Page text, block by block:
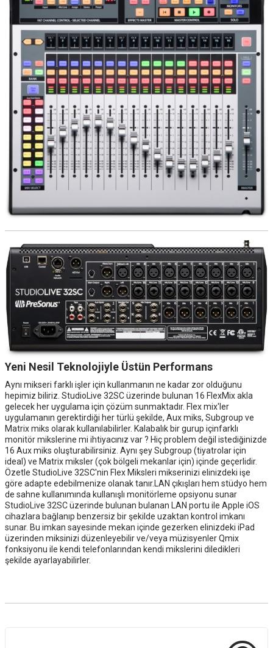
Yeni Nesil Teknolojiyle Üstün Performans
Aynı mikseri farklı işler için kullanmanın ne kadar zor olduğunu
hepimiz biliriz. StudioLive 32SC üzerinde bulunan 16 FlexMix akla
gelecek her uygulama için çözüm sunmaktadır. Flex mix'ler
uygulamanın gerektirdiği her türlü şekilde, Aux miks, Subgroup ve
Matrix miks olarak kullanılabilirler. Kalabalık bir gurup içinfarklı
monitör mikslerine mi ihtiyacınız var ? Hiç problem değil istediğinizde
16 Aux miks oluşturabilirsiniz. Aynı şey Subgroup (tiyatrolar için
ideal) ve Matrix miksler (çok bölgeli mekanlar için) içinde geçerlidir.
Özetle StudioLive 32SC'nin Flex Miksleri mikserinizi elinizdeki işe
göre adapte edebilmenize olanak tanır.LAN çıkışları hem stüdyo hem
de sahne kullanımında kullanışlı monitörleme opsiyonu sunar
StudioLive 32SC üzerinde bulunan bulanan LAN portu ile Apple iOS
cihazlara bağlanıp benzersiz bir şekilde uzaktan kontrol imkanı
sunar. Bu imkan sayesinde mekan içinde gezerken elinizdeki iPad
üzerinden miksinizi düzenleyebilir ve/veya müzisyenler Qmix
fonksiyonu ile kendi telefonlarından kendi mikslerini diledikleri
şekilde ayarlayabilirler.